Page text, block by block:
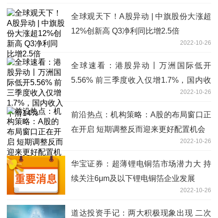
全球观天下！A股异动 | 中旗股份大涨超
12%创新高 Q3净利同比增2.5倍
2022-10-26
全球速看：港股异动丨万洲国际低开
5.56% 前三季度收入仅增1.7%，国内收
2022-10-26
前沿热点：机构策略：A股的布局窗口正
在开启 短期调整反而迎来更好配置机会
2022-10-26
华宝证券：超薄锂电铜箔市场潜力大 持
续关注6μm及以下锂电铜箔企业发展
2022-10-26
道达投资手记：两大积极现象出现 二次